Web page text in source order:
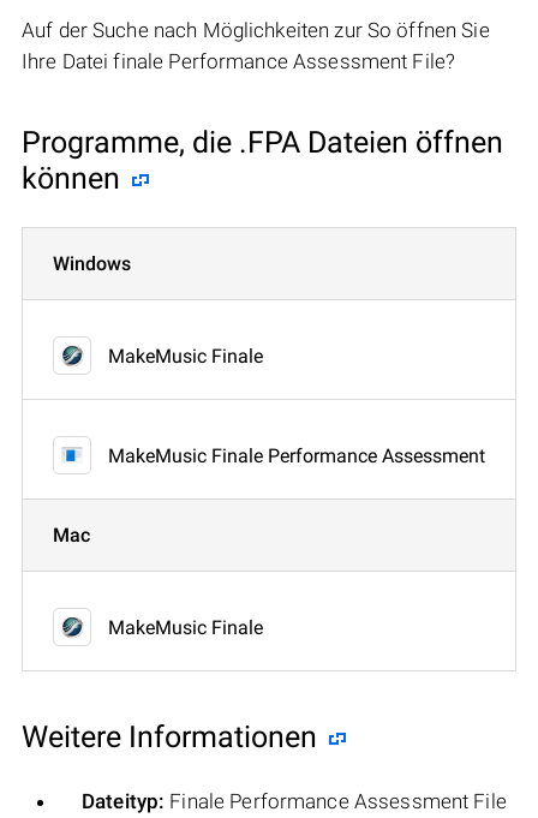
Auf der Suche nach Möglichkeiten zur So öffnen Sie
Ihre Datei finale Performance Assessment File?
Programme, die .FPA Dateien öffnen
können
Windows
MakeMusic Finale
MakeMusic Finale Performance Assessment
Mac
MakeMusic Finale
Weitere Informationen
Dateityp: Finale Performance Assessment File